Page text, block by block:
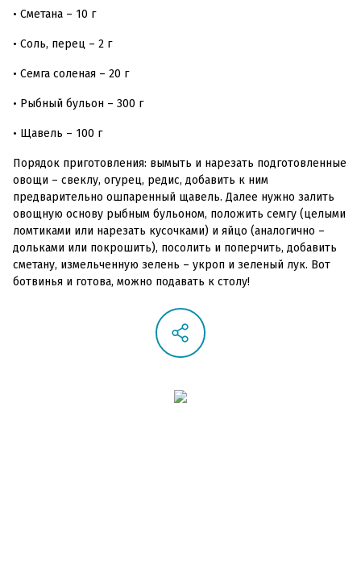
• Сметана – 10 г
• Соль, перец – 2 г
• Семга соленая – 20 г
• Рыбный бульон – 300 г
• Щавель – 100 г
Порядок приготовления: вымыть и нарезать подготовленные
овощи – свеклу, огурец, редис, добавить к ним
предварительно ошпаренный щавель. Далее нужно залить
овощную основу рыбным бульоном, положить семгу (целыми
ломтиками или нарезать кусочками) и яйцо (аналогично –
дольками или покрошить), посолить и поперчить, добавить
сметану, измельченную зелень – укроп и зеленый лук. Вот
ботвинья и готова, можно подавать к столу!